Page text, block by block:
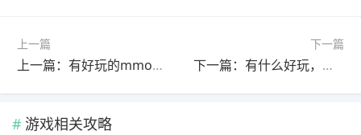
上一篇
上一篇：有好玩的mmorpg手游能推荐下吗?(有哪些好玩的mmorpg手游)
下一篇
下一篇：有什么好玩，耐玩的GBA游戏?(好玩儿的gba游戏)
游戏相关攻略